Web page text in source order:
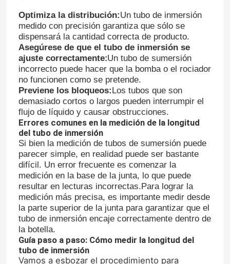
Optimiza la distribución:Un tubo de inmersión
medido con precisión garantiza que sólo se
dispensará la cantidad correcta de producto.
Asegúrese de que el tubo de inmersión se
ajuste correctamente:Un tubo de sumersión
incorrecto puede hacer que la bomba o el rociador
no funcionen como se pretende.
Previene los bloqueos:Los tubos que son
demasiado cortos o largos pueden interrumpir el
flujo de líquido y causar obstrucciones.
Errores comunes en la medición de la longitud
del tubo de inmersión
Si bien la medición de tubos de sumersión puede
parecer simple, en realidad puede ser bastante
difícil. Un error frecuente es comenzar la
medición en la base de la junta, lo que puede
resultar en lecturas incorrectas.Para lograr la
medición más precisa, es importante medir desde
la parte superior de la junta para garantizar que el
tubo de inmersión encaje correctamente dentro de
la botella.
Guía paso a paso: Cómo medir la longitud del
tubo de inmersión
Vamos a esbozar el procedimiento para